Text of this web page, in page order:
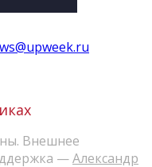
Внешнее
—Александр